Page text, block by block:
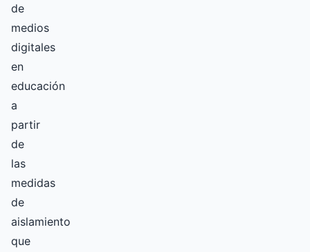
de
medios
digitales
en
educación
a
partir
de
las
medidas
de
aislamiento
que